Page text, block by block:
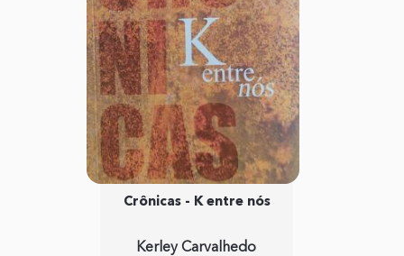
Crônicas - K entre nós
Kerley Carvalhedo